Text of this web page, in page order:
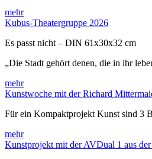
mehr
Kubus-Theatergruppe 2026
Es passt nicht – DIN 61x30x32 cm
„Die Stadt gehört denen, die in ihr
mehr
Kunstwoche mit der Richard
Für ein Kompaktprojekt Kunst sind 3
mehr
Kunstprojekt mit der AVDual 1 aus